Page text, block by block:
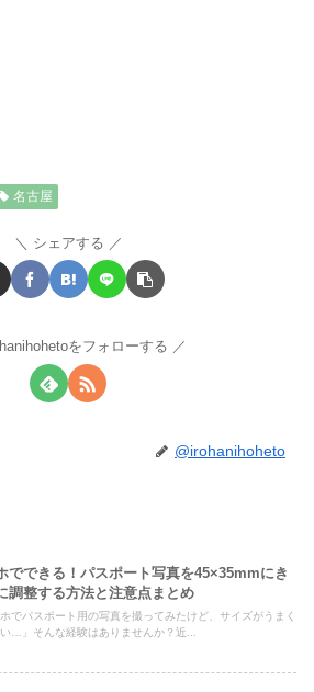
名古屋
シェアする
をフォローする
@irohanihoheto
でできる！パスポート写真を45×35mmにき
調整する方法と注意点まとめ
ホでパスポート用の写真を撮ってみたけど、サイズがうまく
…」そんな経験はありませんか？近...